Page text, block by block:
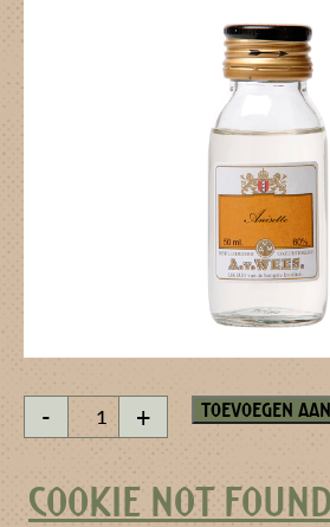
-
Anisette+ Toevoegen
COOKIE NOT